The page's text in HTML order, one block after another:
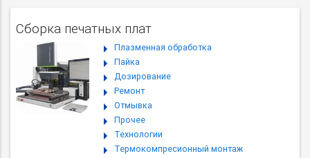
Сборка печатных плат
Плазменная обработка
Пайка
Дозирование
Ремонт
Отмывка
Прочее
Технологии
Термокомпресионный монтаж